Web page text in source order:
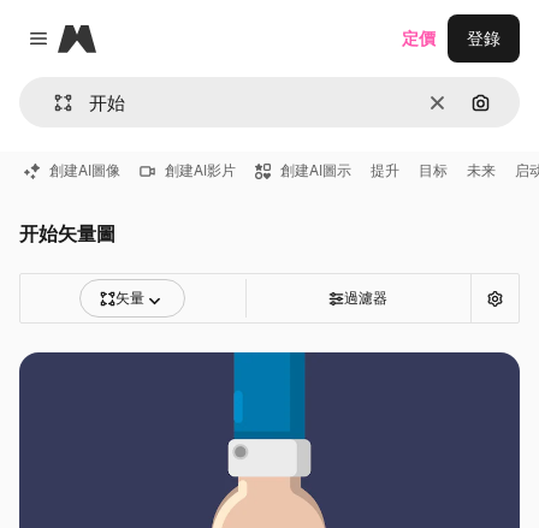
Close menu
Magnific
清除 通過圖
定價 登錄
創建AI圖像 創建AI影片 創建AI圖示 提升 目标 未来 启
开始矢量圖
矢量 過濾器